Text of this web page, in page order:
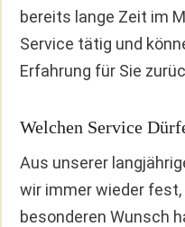
bereits lange Zeit im
Service tätig und
Erfahrung für Sie
Welchen Service
Aus unserer
wir immer wieder fest,
besonderen Wunsch